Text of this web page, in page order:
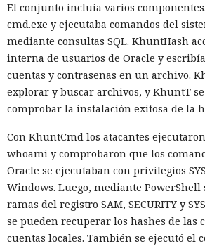
El conjunto incluía varios
cmd.exe y ejecutaba comandos del
mediante consultas SQL. KhuntHash
interna de usuarios de Oracle y
cuentas y contraseñas en un archivo.
explorar y buscar archivos, y KhuntT
comprobar la instalación exitosa de la
Con KhuntCmd los atacantes
whoami y comprobaron que los
Oracle se ejecutaban con privilegios
Windows. Luego, mediante PowerShell
ramas del registro SAM, SECURITY y
se pueden recuperar los hashes de las
cuentas locales. También se ejecutó el